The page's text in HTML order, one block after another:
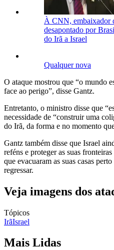
À CNN, embaixador
desapontado por
do Irã a Israel
Qualquer nova
O ataque mostrou que “o mundo
face ao perigo”, disse Gantz.
Entretanto, o ministro disse que
necessidade de “construir uma
do Irã, da forma e no momento
Gantz também disse que Israel
reféns e proteger as suas
que evacuaram as suas casas
regressar.
Veja imagens dos
Tópicos
IrãIsrael
Mais Lidas